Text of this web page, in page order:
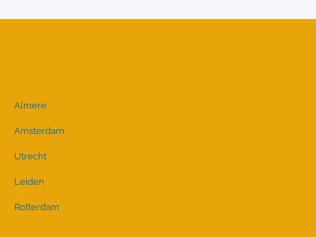
Almere
Amsterdam
Utrecht
Leiden
Rotterdam